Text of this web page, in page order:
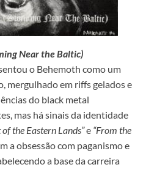
Near the Baltic)
o Behemoth como um
mergulhado em riffs gelados e
do black metal
mas há sinais da identidade
of the Eastern Lands”e “From the
a obsessão com paganismo e
a base da carreira